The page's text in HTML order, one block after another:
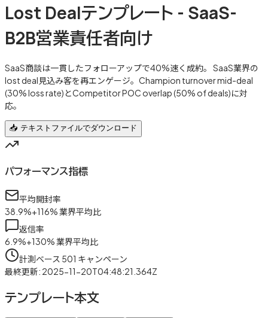
Lost Dealテンプレート - SaaS-
B2B営業責任者向け
SaaS商談は一貫したフォローアップで40%速く成約。 SaaS業界の
lost deal見込み客を再エンゲージ。Champion turnover mid-deal
(30% loss rate)とCompetitor POC overlap (50% of deals)に対
応。
📥 テキストファイルでダウンロード
パフォーマンス指標
平均開封率
38.9%+116%業界平均比
返信率
6.9%+130%業界平均比
計測ベース 501 キャンペーン
最終更新: 2025-11-20T04:48:21.364Z
テンプレート本文